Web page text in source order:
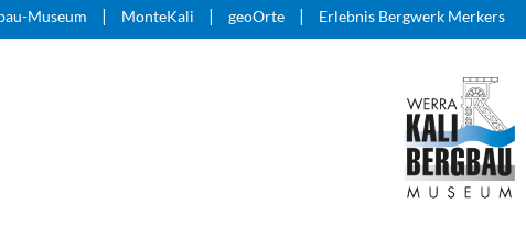
Museum | MonteKali | geoOrte | Erlebnis Bergwerk Merkers